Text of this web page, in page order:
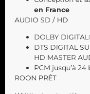
en France
AUDIO SD / HD
DOLBY
DTS DIGITAL
HD MASTER
PCM jusqu’à 24
ROON PRÊT